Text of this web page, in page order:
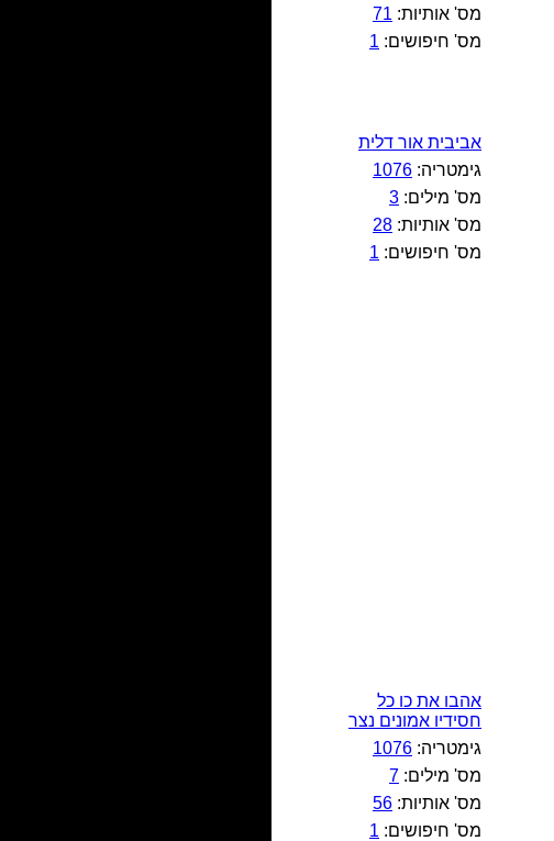
מס' אותיות: 71
מס' חיפושים: 1
אביבית אור דלית
גימטריה: 1076
מס' מילים: 3
מס' אותיות: 28
מס' חיפושים: 1
אהבו את כו כל
חסידיו אמונים נצר
גימטריה: 1076
מס' מילים: 7
מס' אותיות: 56
מס' חיפושים: 1